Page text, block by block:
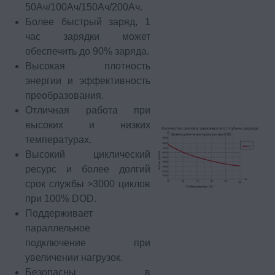
50Ач/100Ач/150Ач/200Ач.
Более быстрый заряд, 1
час зарядки может
обеспечить до 90% заряда.
Высокая плотность
энергии и эффективность
преобразования.
Отличная работа при
высоких и низких
температурах.
Высокий циклический
ресурс и более долгий
срок службы >3000 циклов
при 100% DOD.
Поддерживает
параллельное
подключение при
увеличении нагрузок.
Безопасны в